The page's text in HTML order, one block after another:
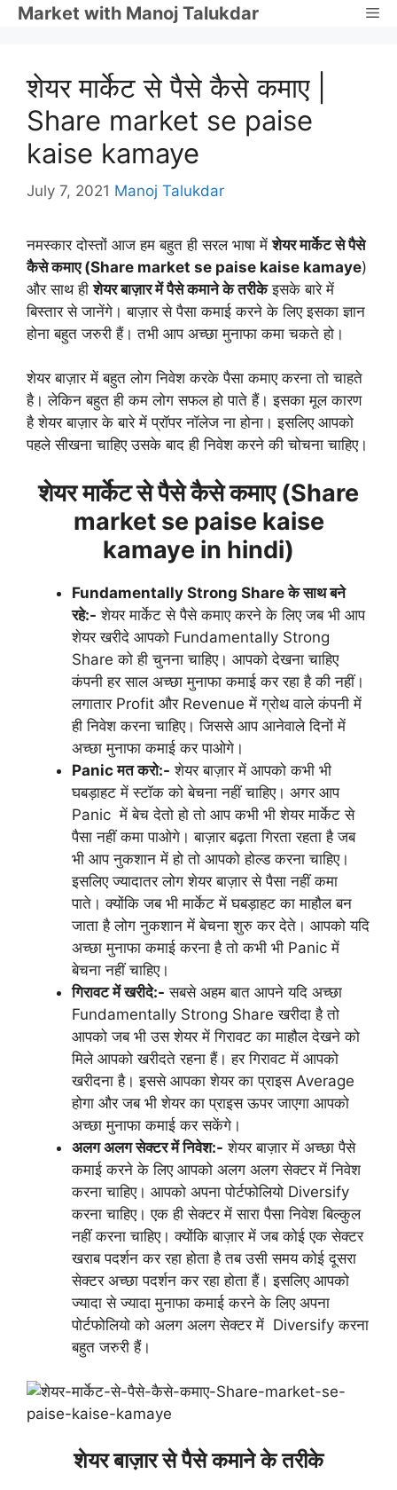
SkipMarket with Manoj Talukdar
शेयर मार्केट से पैसे कैसे कमाए |
Share market se paise
kaise kamaye
July 7, 2021 Manoj Talukdar
नमस्कार दोस्तों आज हम बहुत ही सरल भाषा मेंशेयर मार्केट से पैसे
कैसे कमाए (Share market se paise kaise kamaye)
और साथ हीशेयर बाज़ार में पैसे कमाने के तरीकेइसके बारे में
बिस्तार से जानेंगे। बाज़ार से पैसा कमाई करने के लिए इसका ज्ञान
होना बहुत जरुरी हैं। तभी आप अच्छा मुनाफा कमा चकते हो।
शेयर बाज़ार में बहुत लोग निवेश करके पैसा कमाए करना तो चाहते
है। लेकिन बहुत ही कम लोग सफल हो पाते हैं। इसका मूल कारण
है शेयर बाज़ार के बारे में प्रॉपर नॉलेज ना होना। इसलिए आपको
पहले सीखना चाहिए उसके बाद ही निवेश करने की चोचना चाहिए।
शेयर मार्केट से पैसे कैसे कमाए (Share
market se paise kaise
kamaye in hindi)
Fundamentally Strong Share के साथ बने
रहे:- शेयर मार्केट से पैसे कमाए करने के लिए जब भी आप
शेयर खरीदे आपको Fundamentally Strong
Share को ही चुनना चाहिए। आपको देखना चाहिए
कंपनी हर साल अच्छा मुनाफा कमाई कर रहा है की नहीं।
लगातार Profit और Revenue में ग्रोथ वाले कंपनी में
ही निवेश करना चाहिए। जिससे आप आनेवाले दिनों में
अच्छा मुनाफा कमाई कर पाओगे।
Panic मत करो:- शेयर बाज़ार में आपको कभी भी
घबड़ाहट में स्टॉक को बेचना नहीं चाहिए। अगर आप
Panic में बेच देतो हो तो आप कभी भी शेयर मार्केट से
पैसा नहीं कमा पाओगे। बाज़ार बढ़ता गिरता रहता है जब
भी आप नुकशान में हो तो आपको होल्ड करना चाहिए।
इसलिए ज्यादातर लोग शेयर बाज़ार से पैसा नहीं कमा
पाते। क्योंकि जब भी मार्केट में घबड़ाहट का माहौल बन
जाता है लोग नुकशान में बेचना शुरु कर देते। आपको यदि
अच्छा मुनाफा कमाई करना है तो कभी भी Panic में
बेचना नहीं चाहिए।
गिरावट में खरीदे:- सबसे अहम बात आपने यदि अच्छा
Fundamentally Strong Share खरीदा है तो
आपको जब भी उस शेयर में गिरावट का माहौल देखने को
मिले आपको खरीदते रहना हैं। हर गिरावट में आपको
खरीदना है। इससे आपका शेयर का प्राइस Average
होगा और जब भी शेयर का प्राइस ऊपर जाएगा आपको
अच्छा मुनाफा कमाई कर सकेंगे।
अलग अलग सेक्टर में निवेश:- शेयर बाज़ार में अच्छा पैसे
कमाई करने के लिए आपको अलग अलग सेक्टर में निवेश
करना चाहिए। आपको अपना पोर्टफोलियो Diversify
करना चाहिए। एक ही सेक्टर में सारा पैसा निवेश बिल्कुल
नहीं करना चाहिए। क्योंकि बाज़ार में जब कोई एक सेक्टर
खराब पदर्शन कर रहा होता है तब उसी समय कोई दूसरा
सेक्टर अच्छा पदर्शन कर रहा होता हैं। इसलिए आपको
ज्यादा से ज्यादा मुनाफा कमाई करने के लिए अपना
पोर्टफोलियो को अलग अलग सेक्टर में Diversify करना
बहुत जरुरी हैं।
शेयर बाज़ार से पैसे कमाने के तरीके